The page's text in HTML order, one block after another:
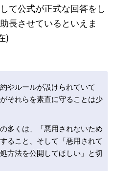
て公式が正式な回答をし
長させているといえま
)
やルールが設けられていて
それらを素直に守ることは少
多くは、「悪用されないため
ること、そして「悪用されて
方法を公開してほしい」と切